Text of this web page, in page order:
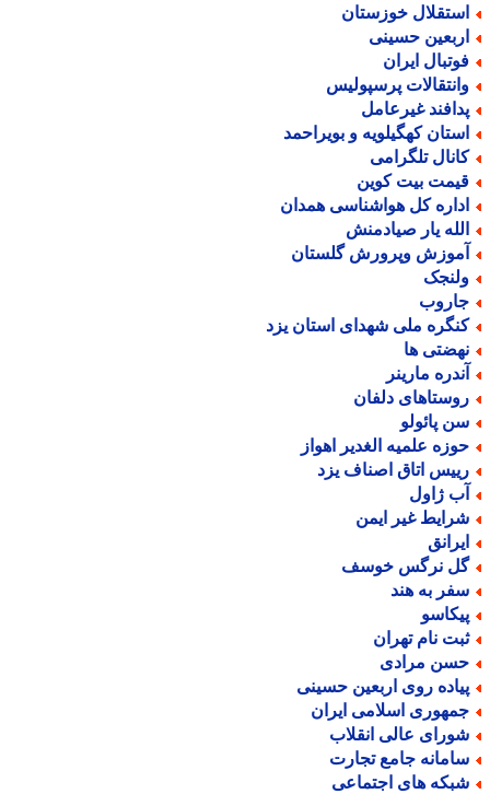
خوزستان
حسینی
ایران
پرسپولیس
غیرعامل
کهگیلویه و بویراحمد
تلگرامی
بیت کوین
کل هواشناسی همدان
یار صیادمنش
وپرورش گلستان
ملی شهدای استان یزد
ها
مارینر
دلفان
پائولو
علمیه الغدیر اهواز
اتاق اصناف یزد
ژاول
غیر ایمن
نرگس خوسف
به هند
نام تهران
مرادی
روی اربعین حسینی
اسلامی ایران
عالی انقلاب
جامع تجارت
های اجتماعی